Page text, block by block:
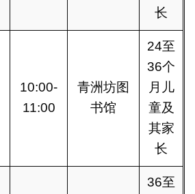
长
10:00-
11:00
青洲坊图
书馆
24至
36个
月儿
童及
其家
长
36至